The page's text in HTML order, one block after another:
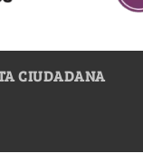
CIUDADANA